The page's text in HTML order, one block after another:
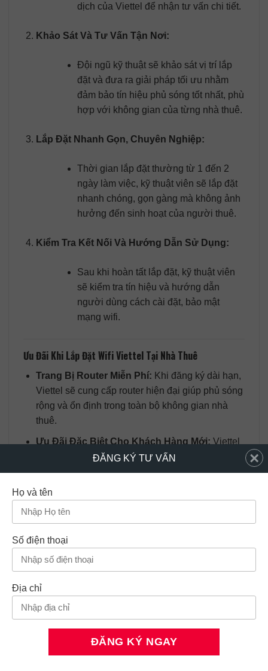
dịch của Viettel để nhận tư vấn chi tiết.
Khảo Sát Và Tư Vấn Tận Nơi:
Đội ngũ kỹ thuật sẽ khảo sát vị trí lắp
đặt và đưa ra giải pháp tối ưu nhằm
đảm bảo tín hiệu phủ sóng tốt nhất, phù
hợp với không gian của từng nhà thuê.
Lắp Đặt Nhanh Gọn, Chuyên Nghiệp:
Thời gian lắp đặt thường từ 1 đến 2
ngày làm việc, kỹ thuật viên sẽ lắp đặt
nhanh chóng, gọn gàng mà không ảnh
hưởng đến sinh hoạt của người thuê.
Kiểm Tra Kết Nối Và Hướng Dẫn Sử Dụng:
Sau khi hoàn tất lắp đặt, kỹ thuật viên
sẽ kiểm tra tín hiệu và hướng dẫn
người dùng cách cài đặt, bảo mật
mạng wifi.
Ưu Đãi Khi Lắp Đặt Wifi Viettel Tại Nhà Thuê
Trang Bị Router Miễn Phí: Khi đăng ký dài hạn,
Viettel sẽ cung cấp router hiện đại giúp phủ sóng
rộng và ổn định trong toàn bộ không gian nhà
thuê.
Ưu Đãi Đặc Biệt Cho Khách Hàng Mới: Viettel
có nhiều chương trình khuyến mãi, giúp người
thuê nhà tiết kiệm chi phí đáng kể khi đăng ký
dịch vụ.
Bảo Hành Và Hỗ Trợ Nhanh Chóng:
bị wifi Viettel đều được bảo hành, đồng thời hỗ
trợ 24/7, đảm bảo mọi người sử dụng ổn định.
Lợi Ích Khi Sử Dụng Wifi Viettel Tại Nhà Thuê
Bảo Mật Thông Tin An Toàn:Wifi Viettel có các
lớp bảo mật tiên tiến, giúp bảo vệ thông tin cá
ĐĂNG KÝ TƯ VẤN
Họ và tên
Số điện thoại
Địa chỉ
×